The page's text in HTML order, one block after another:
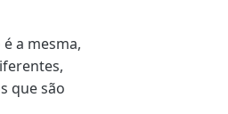
a mesma,
que são